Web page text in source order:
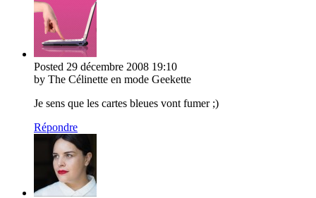
Posted 29 décembre 2008 19:10
by The Célinette en mode Geekette
Je sens que les cartes bleues vont fumer ;)
Répondre